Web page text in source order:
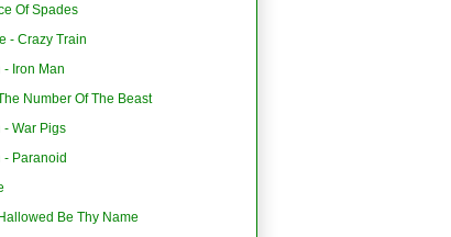
Of Spades
- Crazy Train
- Iron Man
Number Of The Beast
- War Pigs
- Paranoid
Be Thy Name